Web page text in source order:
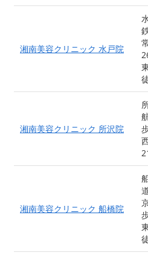
湘南美容クリニック 水戸院
湘南美容クリニック 所沢院
湘南美容クリニック 船橋院